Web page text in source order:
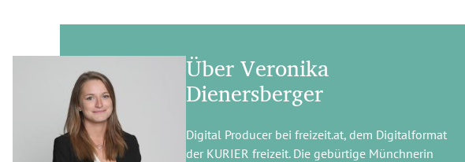
Über Veronika
Dienersberger
Digital Producer bei freizeit.at, dem Digitalformat
der KURIER freizeit. Die gebürtige Münchnerin